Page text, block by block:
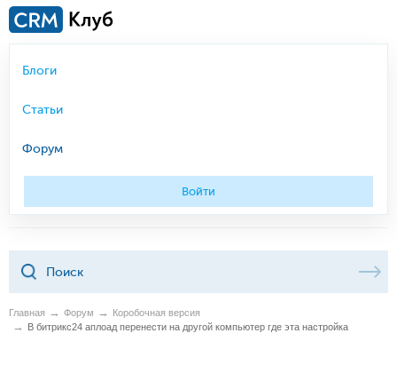
Блоги
Статьи
Форум
Войти
Главная Форум
Коробочная версия
В битрикс24 аплоад перенести на другой компьютер где эта настройка